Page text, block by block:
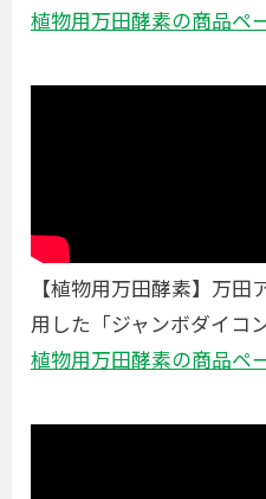
植物用万田酵素の商品ペ
【植物用万田酵素】万
用した「ジャンボダイコ
植物用万田酵素の商品ペ